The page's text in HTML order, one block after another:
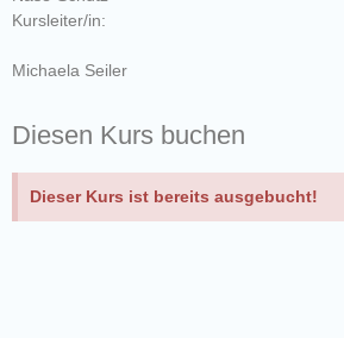
Kursleiter/in:
Michaela Seiler
Diesen Kurs buchen
Dieser Kurs ist bereits ausgebucht!